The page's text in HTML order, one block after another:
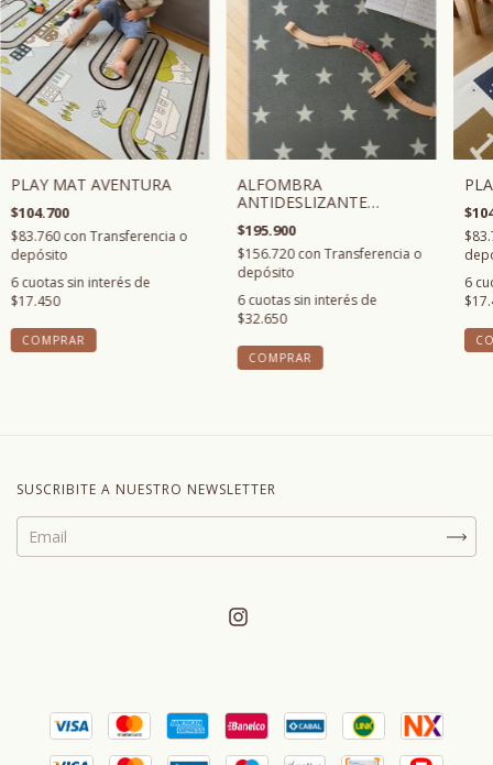
PLAY MAT AVENTURA
$104.700
$83.760con Transferencia o
depósito
6cuotas sin interés de
$17.450
ALFOMBRA
ANTIDESLIZANTE
ESTRELLAS
$195.900
$156.720con Transferencia o
depósito
6cuotas sin interés de
$32.650
6
SUSCRIBITE A NUESTRO NEWSLETTER